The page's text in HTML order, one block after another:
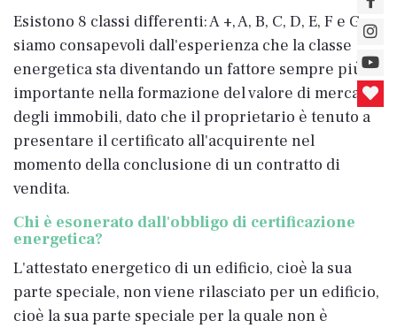
Esistono 8 classi differenti: A +, A, B, C, D, E, F e G,
siamo consapevoli dall'esperienza che la classe
energetica sta diventando un fattore sempre più
importante nella formazione del valore di mercato
degli immobili, dato che il proprietario è tenuto a
presentare il certificato all'acquirente nel
momento della conclusione di un contratto di
vendita.
Chi è esonerato dall'obbligo di certificazione
energetica?
L'attestato energetico di un edificio, cioè la sua
parte speciale, non viene rilasciato per un edificio,
cioè la sua parte speciale per la quale non è